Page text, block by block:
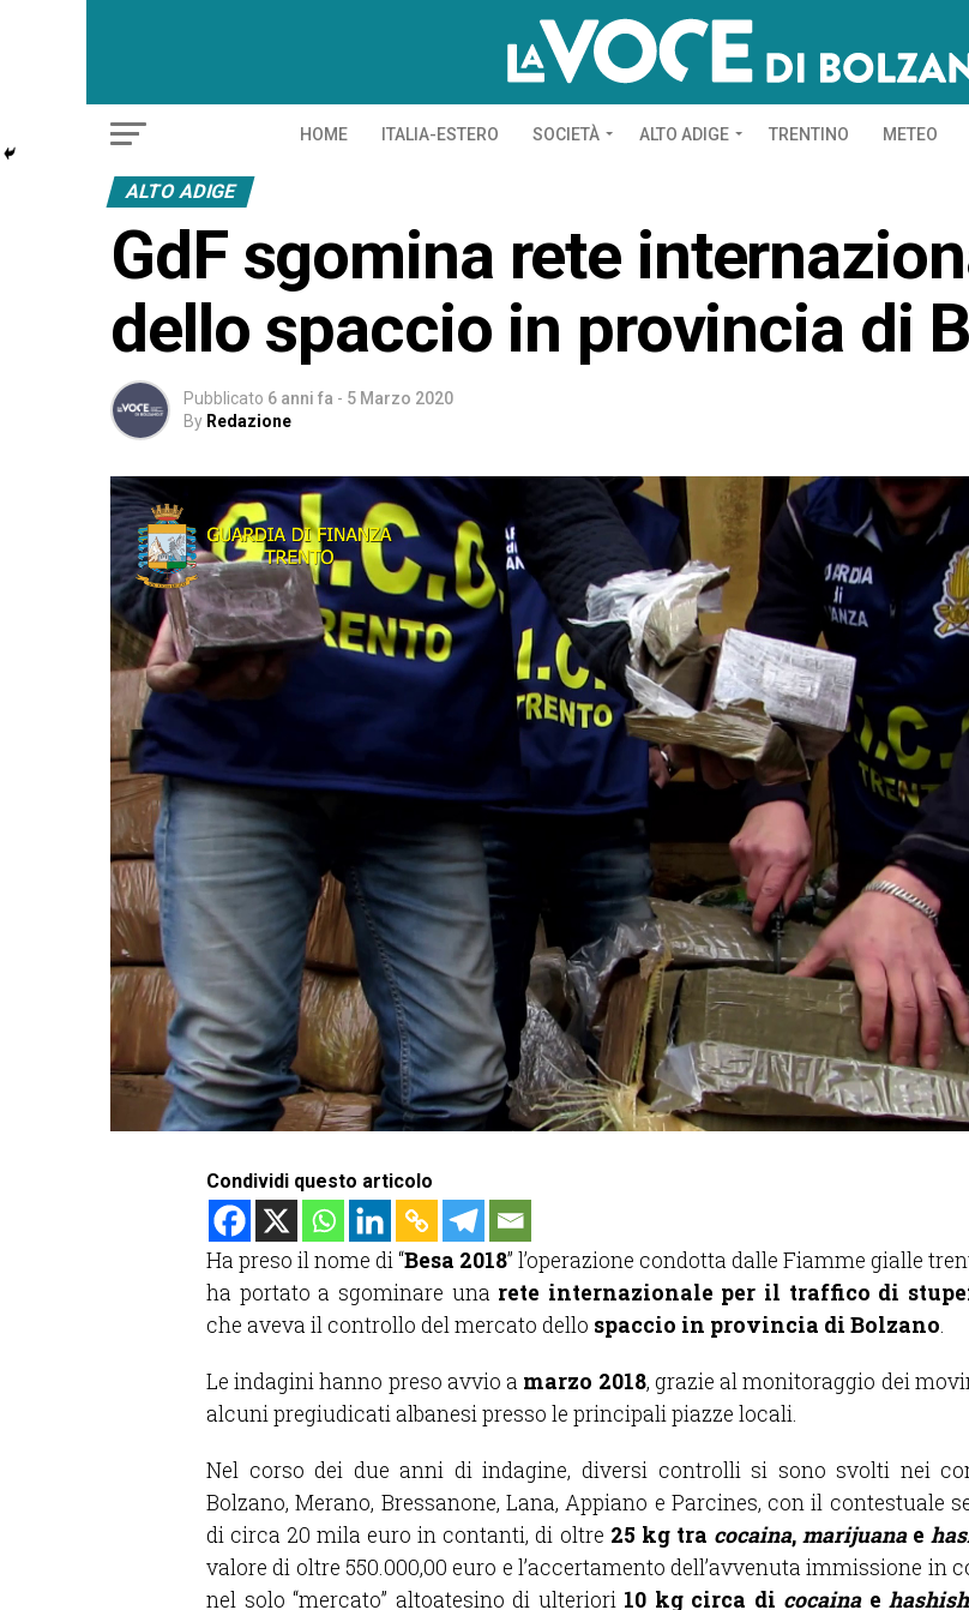
HOME ITALIA-ESTERO SOCIETÀ ALTO ADIGE TRENTINO METEO
ALTO ADIGE
GdF sgomina rete
dello spaccio in provincia di
Pubblicato 6 anni fa - 5 Marzo 2020
By Redazione
Condividi questo articolo
Ha preso il nome di “Besa 2018” l’operazione condotta dalle Fiamme gialle
ha portato a sgominare una rete internazionale per il traffico di
che aveva il controllo del mercato dello spaccio in provincia di Bolzano.
Le indagini hanno preso avvio a marzo 2018, grazie al monitoraggio dei
alcuni pregiudicati albanesi presso le principali piazze locali.
Nel corso dei due anni di indagine, diversi controlli si sono svolti nei
Bolzano, Merano, Bressanone, Lana, Appiano e Parcines, con il contestuale
di circa 20 mila euro in contanti, di oltre 25 kg tra cocaina, marijuanae
valore di oltre 550.000,00 euro e l’accertamento dell’avvenuta immissione in
nel solo “mercato” altoatesino di ulteriori 10 kg circa di cocainae hashish